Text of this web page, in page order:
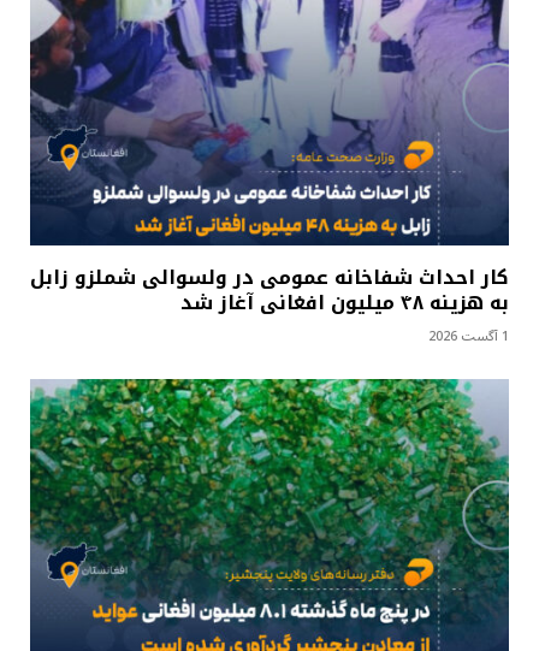
کار احداث شفاخانه عمومی در ولسوالی شملزو زابل
به هزینه ۴۸ میلیون افغانی آغاز شد
1 آگست 2026